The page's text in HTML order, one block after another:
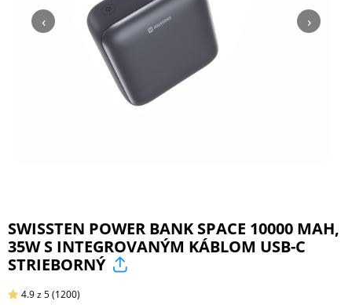
NABÍJANIE
PRÍSLUŠENSTVO
PRE
MOBILY
‹ ›
SWISSTEN POWER BANK SPACE 10000 MAH,
35W S INTEGROVANÝM KÁBLOM USB-C
STRIEBORNÝ
4.9z 5(1200)